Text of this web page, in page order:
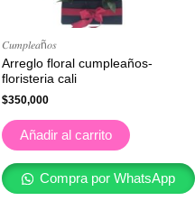
𝐶𝑢𝑚𝑝𝑙𝑒𝑎ñ𝑜𝑠
Arreglo floral cumpleaños-
floristeria cali
$350,000
Añadir al carrito
Compra por WhatsApp